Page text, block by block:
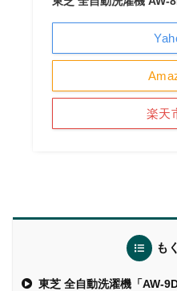
楽天
も
東芝 全自動洗濯機「AW-